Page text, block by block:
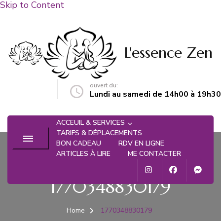
Skip to Content
L'essence Zen
ouvert du:
Lundi au samedi de 14h00 à 19h30
ACCEUIL & SERVICES
TARIFS & DÉPLACEMENTS
BON CADEAU
RDV EN LIGNE
ARTICLES À LIRE
ME CONTACTER
1770348830179
Home 1770348830179